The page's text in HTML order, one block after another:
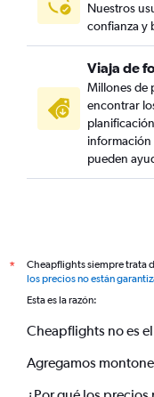
Nuestros
confianza y
Viaja de
Millones de
encontrar
información
pueden
*
Cheapflights siempre trata
los precios no están
Esta es la razón:
Cheapflights no es
Agregamos